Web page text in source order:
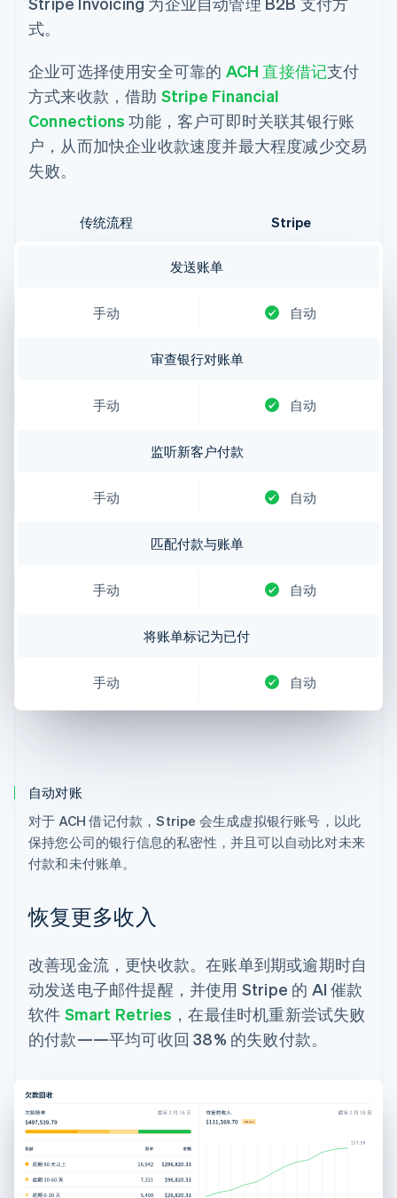
式。
企业可选择使用安全可靠的 ACH 直接借记支付
方式来收款，借助 Stripe Financial
Connections 功能，客户可即时关联其银行账
户，从而加快企业收款速度并最大程度减少交易
失败。
自动对账
对于 ACH 借记付款，Stripe 会生成虚拟银行账号，以此
保持您公司的银行信息的私密性，并且可以自动比对未来
付款和未付账单。
传统流程 Stripe
发送账单
手动 自动
审查银行对账单
手动 自动
监听新客户付款
手动 自动
匹配付款与账单
手动 自动
将账单标记为已付
手动 自动
恢复更多收入
改善现金流，更快收款。在账单到期或逾期时自
动发送电子邮件提醒，并使用 Stripe 的 AI 催款
软件 Smart Retries ，在最佳时机重新尝试失败
的付款——平均可收回 38% 的失败付款。